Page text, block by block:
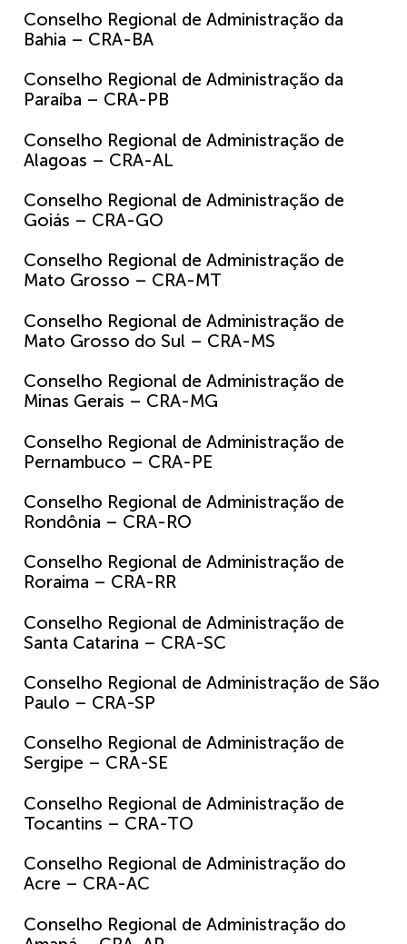
Conselho Regional de Administração da
Bahia – CRA-BA
Conselho Regional de Administração da
Paraíba – CRA-PB
Conselho Regional de Administração de
Alagoas – CRA-AL
Conselho Regional de Administração de
Goiás – CRA-GO
Conselho Regional de Administração de
Mato Grosso – CRA-MT
Conselho Regional de Administração de
Mato Grosso do Sul – CRA-MS
Conselho Regional de Administração de
Minas Gerais – CRA-MG
Conselho Regional de Administração de
Pernambuco – CRA-PE
Conselho Regional de Administração de
Rondônia – CRA-RO
Conselho Regional de Administração de
Roraima – CRA-RR
Conselho Regional de Administração de
Santa Catarina – CRA-SC
Conselho Regional de Administração de São
Paulo – CRA-SP
Conselho Regional de Administração de
Sergipe – CRA-SE
Conselho Regional de Administração de
Tocantins – CRA-TO
Conselho Regional de Administração do
Acre – CRA-AC
Conselho Regional de Administração do